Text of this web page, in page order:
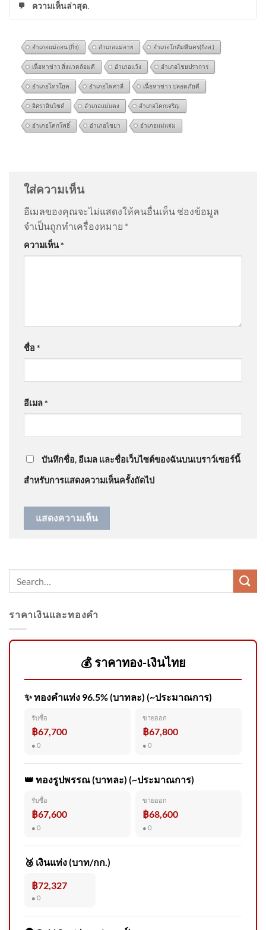
ความเห็นล่าสุด.
อำเภอแม่ออน (กิ่ง) อำเภอแม่อาย อำเภอโกสัมพีนคร(กิ่งอ.)
เนื้อหาข่าว สิ่งแวดล้อมดี อำเภอแว้ง อำเภอไชยปราการ
อำเภอไทรโยค อำเภอไพศาลี เนื้อหาข่าว ปลอดภัยดี
อิศราอินไซด์ อำเภอแม่แตง อำเภอโคกเจริญ
อำเภอโคกโพธิ์ อำเภอไชยา อำเภอแม่แจ่ม
โซโล่ ยูทูบเบอร์ส
จากกรุมอุตุนิยมวิทยา
รวบผู้ต้องหาแก๊งอุ้มชาวจีนอ้าง
เป็นตำรวจ ทำร้ายร่างกายขู่รีดเ
ภาษี” มูลค่ากว่า 160 ล้านบาท #
@อําพันธ์-ธ6ว on วิถีคนบ้านปางกึ้ด ต.อินทขิล อ.แม่แตง
จ.เชียงใหม่ | ซีรีส์วิถีคน
ตอนนี้กำลังดูทางทีวี…”
ลาร์รูฟท็อป’ เดินหน้าเปลี่ยนผ่านพลังงาน คาดชัดเจนใน
@สมภพจันทศร
1 เดือน อัพเดทข่าว: “ห้าหมื่นทำขายกลางวัน…”
ใส่ความเห็น
อีเมลของคุณจะไม่แสดงให้คนอื่นเห็น ช่องข้อมูล
จำเป็นถูกทำเครื่องหมาย *
ความเห็น*
ชื่อ *
อีเมล*
บันทึกชื่อ, อีเมล และชื่อเว็บไซต์ของฉันบนเบราว์เซอร์นี้
สำหรับการแสดงความเห็นครั้งถัดไป
ราคาเงินและทองคำ
💰 ราคาทอง-เงินไทย
✨ ทองคำแท่ง 96.5% (บาทละ) (~ประมาณการ)
รับซื้อ
฿67,700
● 0
ขายออก
฿67,800
● 0
👑 ทองรูปพรรณ (บาทละ) (~ประมาณการ)
รับซื้อ
฿67,600
● 0
ขายออก
฿68,600
● 0
🥈 เงินแท่ง (บาท/กก.)
฿72,327
● 0